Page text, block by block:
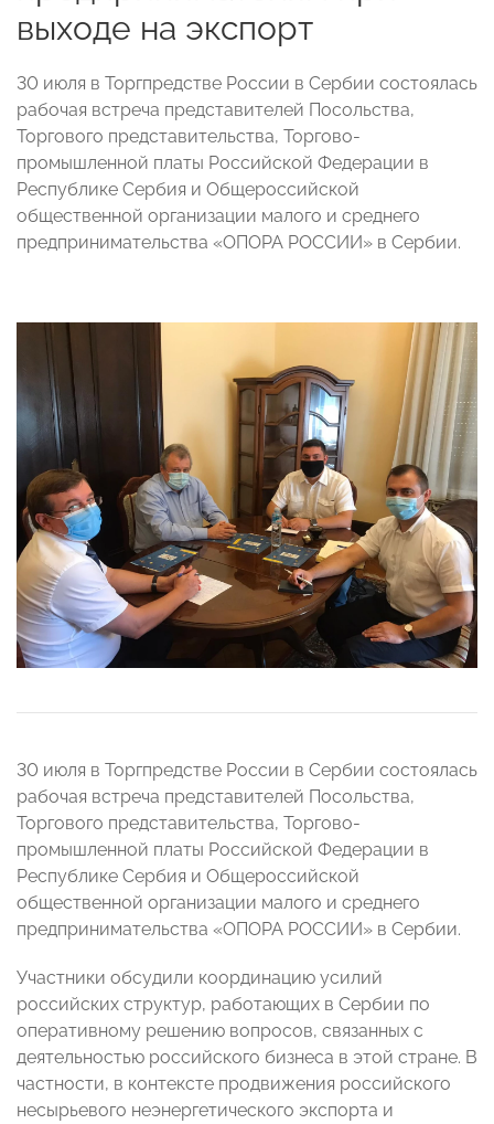
выходе на экспорт
30 июля в Торгпредстве России в Сербии состоялась
рабочая встреча представителей Посольства,
Торгового представительства, Торгово-
промышленной платы Российской Федерации в
Республике Сербия и Общероссийской
общественной организации малого и среднего
предпринимательства «ОПОРА РОССИИ» в Сербии.
30 июля в Торгпредстве России в Сербии состоялась
рабочая встреча представителей Посольства,
Торгового представительства, Торгово-
промышленной платы Российской Федерации в
Республике Сербия и Общероссийской
общественной организации малого и среднего
предпринимательства «ОПОРА РОССИИ» в Сербии.
Участники обсудили координацию усилий
российских структур, работающих в Сербии по
оперативному решению вопросов, связанных с
деятельностью российского бизнеса в этой стране. В
частности, в контексте продвижения российского
несырьевого неэнергетического экспорта и